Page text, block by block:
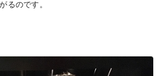
るのです。